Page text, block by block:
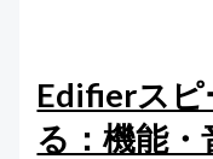
Edifierスピ
る：機能・